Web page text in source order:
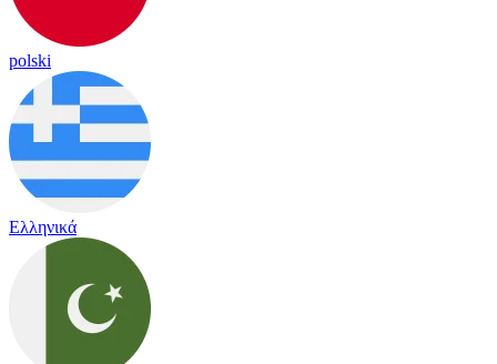
polski
Ελληνικά